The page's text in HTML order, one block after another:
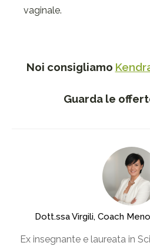
vaginale.
Noi consigliamo
Guarda le
Dott.ssa Virgili, Coach
Ex insegnante e laureata in